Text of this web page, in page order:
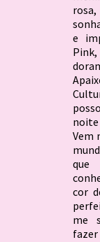
e
Vem
que
cor
me